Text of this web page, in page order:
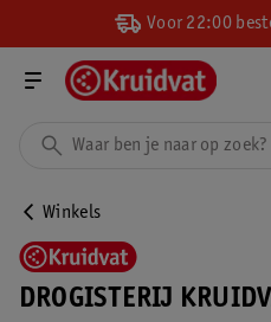
Voor 22:00
Winkels
DROGISTERIJ